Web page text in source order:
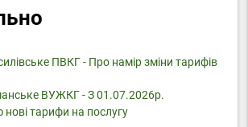
ПВКГ - Про намір зміни тарифів
ВУЖКГ - З 01.07.2026р.
нові тарифи на послугу